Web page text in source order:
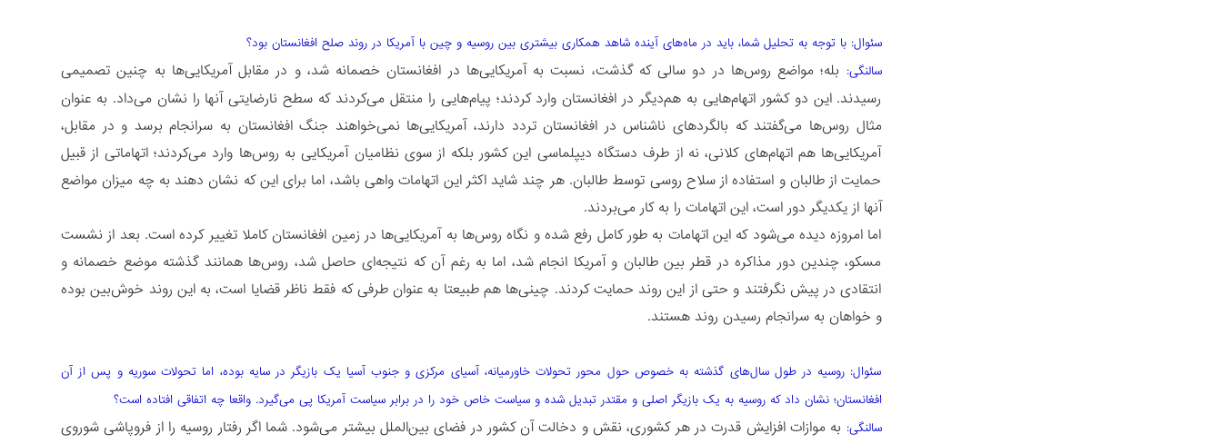
سئوال: با توجه به تحلیل شما، باید در ماه‌های آینده شاهد همکاری بیشتری بین روسیه و چین با آمریکا در روند صلح افغانستان بود؟
سالنگی: بله؛ مواضع روس‌ها در دو سالی که گذشت، نسبت به آمریکایی‌ها در افغانستان خصمانه شد، و در مقابل آمریکایی‌ها به چنین تصمیمی
رسیدند. این دو کشور اتهام‌هایی به هم‌دیگر در افغانستان وارد کردند؛ پیام‌هایی را منتقل می‌کردند که سطح نارضایتی آنها را نشان می‌داد. به عنوان
مثال روس‌ها می‌گفتند که بالگردهای ناشناس در افغانستان تردد دارند، آمریکایی‌ها نمی‌خواهند جنگ افغانستان به سرانجام برسد و در مقابل،
آمریکایی‌ها هم اتهام‌های کلانی، نه از طرف دستگاه دیپلماسی این کشور بلکه از سوی نظامیان آمریکایی به روس‌ها وارد می‌کردند؛ اتهاماتی از قبیل
حمایت از طالبان و استفاده از سلاح روسی توسط طالبان. هر چند شاید اکثر این اتهامات واهی باشد، اما برای این‌ که نشان دهند به چه میزان مواضع
آنها از یکدیگر دور است، این اتهامات را به کار می‌بردند.
اما امروزه دیده می‌شود که این اتهامات به طور کامل رفع شده و نگاه روس‌ها به آمریکایی‌ها در زمین افغانستان کاملا تغییر کرده است. بعد از نشست
مسکو، چندین دور مذاکره در قطر بین طالبان و آمریکا انجام شد، اما به رغم آن که نتیجه‌ای حاصل شد، روس‌ها همانند گذشته موضع خصمانه و
انتقادی در پیش نگرفتند و حتی از این روند حمایت کردند. چینی‌ها هم طبیعتا به عنوان طرفی که فقط ناظر قضایا است، به این روند خوش‌بین بوده
و خواهان به سرانجام رسیدن روند هستند.
سئوال: روسیه در طول سال‌های گذشته به خصوص حول محور تحولات خاورمیانه، آسیای مرکزی و جنوب آسیا یک بازیگر در سایه بوده، اما تحولات سوریه و پس از آن
افغانستان؛ نشان داد که روسیه به یک بازیگر اصلی و مقتدر تبدیل شده و سیاست خاص خود را در برابر سیاست آمریکا پی می‌گیرد. واقعا چه اتفاقی افتاده است؟
سالنگی: به موازات افزایش قدرت در هر کشوری، نقش و دخالت آن کشور در فضای بین‌الملل بیشتر می‌شود. شما اگر رفتار روسیه را از فروپاشی شوروی